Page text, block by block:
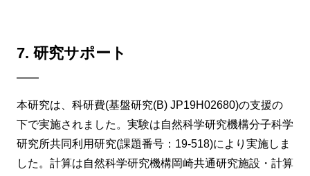
7. 研究サポート
本研究は、科研費(基盤研究(B) JP19H02680)の支援の
下で実施されました。実験は自然科学研究機構分子科学
研究所共同利用研究(課題番号：19-518)により実施しま
した。計算は自然科学研究機構岡崎共通研究施設・計算